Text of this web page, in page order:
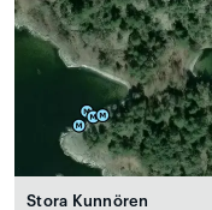
Stora Kunnören